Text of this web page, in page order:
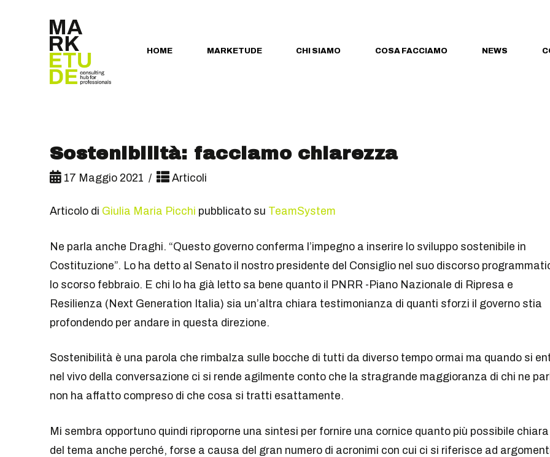
HOME MARKETUDE CHI SIAMO COSA FACCIAMO NEWS
Sostenibilità: facciamo chiarezza
17 Maggio 2021 Articoli
Articolo di Giulia Maria Picchi pubblicato su TeamSystem
Ne parla anche Draghi. “Questo governo conferma l’impegno a inserire lo sviluppo sostenibile in
Costituzione”. Lo ha detto al Senato il nostro presidente del Consiglio nel suo discorso
lo scorso febbraio. E chi lo ha già letto sa bene quanto il PNRR -Piano Nazionale di Ripresa e
Resilienza (Next Generation Italia) sia un’altra chiara testimonianza di quanti sforzi il governo stia
profondendo per andare in questa direzione.
Sostenibilità è una parola che rimbalza sulle bocche di tutti da diverso tempo ormai ma quando si
nel vivo della conversazione ci si rende agilmente conto che la stragrande maggioranza di chi ne
non ha affatto compreso di che cosa si tratti esattamente.
Mi sembra opportuno quindi riproporne una sintesi per fornire una cornice quanto più possibile chiara
del tema anche perché, forse a causa del gran numero di acronimi con cui ci si riferisce ad